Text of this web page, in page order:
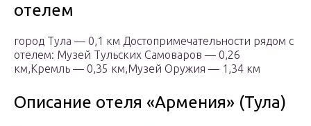
отелем
город Тула — 0,1 км Достопримечательности рядом с
отелем: Музей Тульских Самоваров — 0,26
км,Кремль — 0,35 км,Музей Оружия — 1,34 км
Описание отеля «Армения» (Тула)